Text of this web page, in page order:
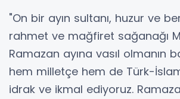
"On bir ayın sultanı, huzur ve
rahmet ve mağfiret sağanağı
Ramazan ayına vasıl olmanın
hem milletçe hem de Türk-
idrak ve ikmal ediyoruz.